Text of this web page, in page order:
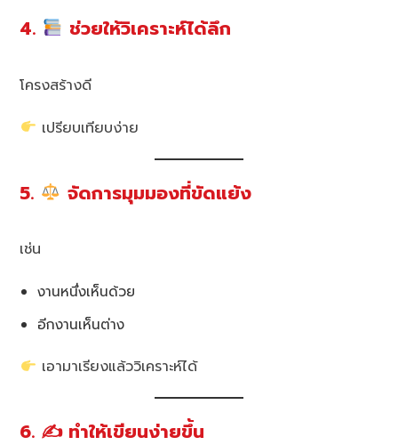
4. ช่วยให้วิเคราะห์ได้ลึก
โครงสร้างดี
เปรียบเทียบง่าย
5. จัดการมุมมองที่ขัดแย้ง
เช่น
งานหนึ่งเห็นด้วย
อีกงานเห็นต่าง
เอามาเรียงแล้ววิเคราะห์ได้
6. ✍️ ทำให้เขียนง่ายขึ้น